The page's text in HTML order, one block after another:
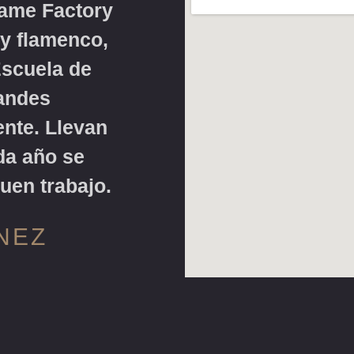
Factory
flamenco,
de
Llevan
año se
trabajo.